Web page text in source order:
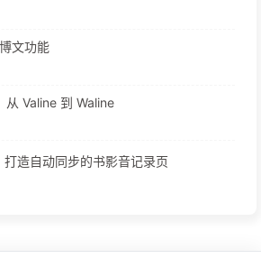
文功能
从 Valine 到 Waline
造自动同步的书影音记录页